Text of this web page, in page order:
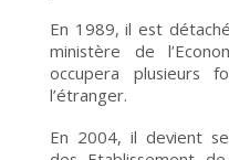
En 1989, il est
ministère de
occupera plusieurs
l’étranger.
En 2004, il devient